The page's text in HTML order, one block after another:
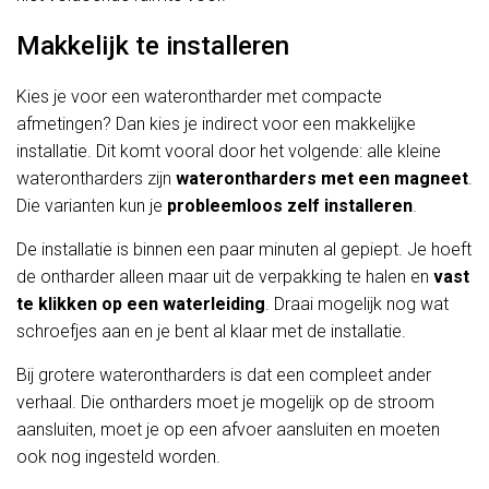
Makkelijk te installeren
Kies je voor een waterontharder met compacte
afmetingen? Dan kies je indirect voor een makkelijke
installatie. Dit komt vooral door het volgende: alle kleine
waterontharders zijn waterontharders met een magneet.
Die varianten kun je probleemloos zelf installeren.
De installatie is binnen een paar minuten al gepiept. Je hoeft
de ontharder alleen maar uit de verpakking te halen en vast
te klikken op een waterleiding. Draai mogelijk nog wat
schroefjes aan en je bent al klaar met de installatie.
Bij grotere waterontharders is dat een compleet ander
verhaal. Die ontharders moet je mogelijk op de stroom
aansluiten, moet je op een afvoer aansluiten en moeten
ook nog ingesteld worden.